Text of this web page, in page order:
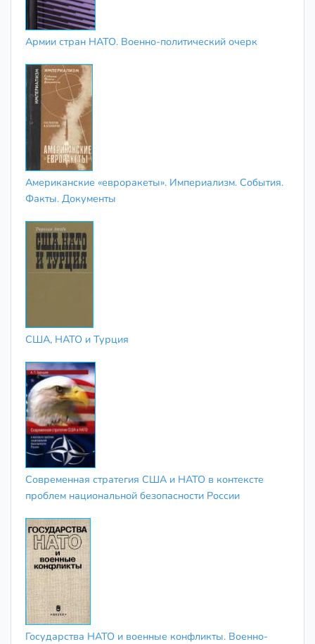
Армии стран НАТО. Военно-политический очерк
Американские «евроракеты». Империализм. События.
Факты. Документы
США, НАТО и Турция
Современная стратегия США и НАТО в контексте
проблем национальной безопасности России
Государства НАТО и военные конфликты. Военно-